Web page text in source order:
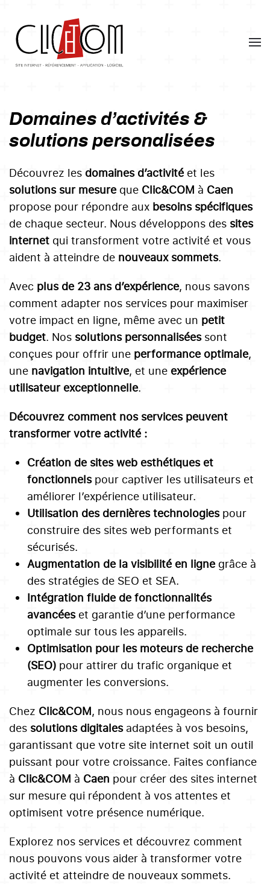
Skip
to
main
Domaines d’activités &
solutions personalisées
Découvrez les domaines d’activité et les
solutions sur mesure que Clic&COM à Caen
propose pour répondre aux besoins spécifiques
de chaque secteur. Nous développons des sites
internet qui transforment votre activité et vous
aident à atteindre de nouveaux sommets.
Avec plus de 23 ans d’expérience, nous savons
comment adapter nos services pour maximiser
votre impact en ligne, même avec un petit
budget. Nos solutions personnaliséessont
conçues pour offrir une performance optimale,
une navigation intuitive, et une expérience
utilisateur exceptionnelle.
Découvrez comment nos services peuvent
transformer votre activité :
Création de sites web esthétiques et
fonctionnelspour captiver les utilisateurs et
améliorer l’expérience utilisateur.
Utilisation des dernières technologiespour
construire des sites web performants et
sécurisés.
Augmentation de la visibilité en ligne grâce à
des stratégies de SEO et SEA.
Intégration fluide de fonctionnalités
avancéeset garantie d’une performance
optimale sur tous les appareils.
Optimisation pour les moteurs de recherche
(SEO) pour attirer du trafic organique et
augmenter les conversions.
Chez Clic&COM, nous nous engageons à fournir
des solutions digitalesadaptées à vos besoins,
garantissant que votre site internet soit un outil
puissant pour votre croissance. Faites confiance
à Clic&COM à Caen pour créer des sites internet
sur mesure qui répondent à vos attentes et
optimisent votre présence numérique.
Explorez nos services et découvrez comment
nous pouvons vous aider à transformer votre
activité et atteindre de nouveaux sommets.